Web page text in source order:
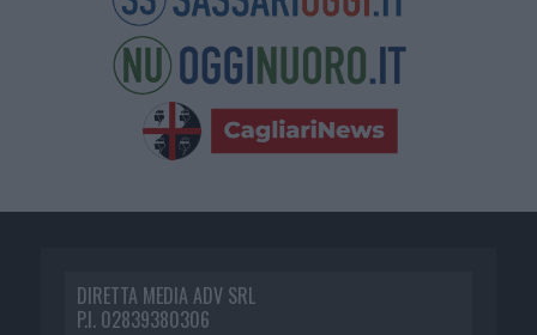
DIRETTA MEDIA ADV SRL
P.I. 02839380306